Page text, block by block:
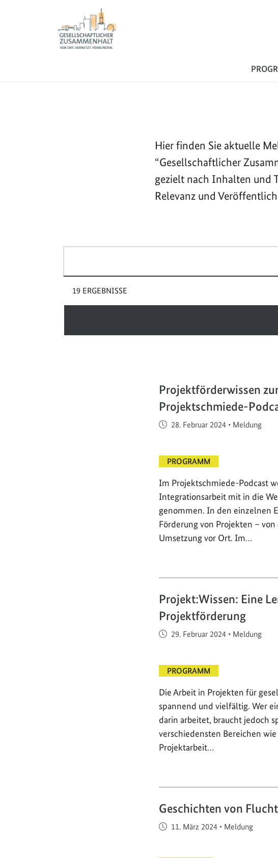
Sie sind hier:
Hier finden Sie aktuelle
“Gesellschaftlicher
gezielt nach Inhalten und
Relevanz und
19 ERGEBNISSE
Projektförderwissen
Projektschmiede-
Veröffentlicht am
28. Februar 2024 • Meldung
PROGRAMM
Im Projektschmiede-Podcast
Integrationsarbeit mit in die
genommen. In den einzelnen
Förderung von Projekten –
Umsetzung vor Ort. Im…
Projekt:Wissen: Eine
Projektförderung
Veröffentlicht am
29. Februar 2024 • Meldung
PROGRAMM
Die Arbeit in Projekten für
spannend und vielfältig. Wer
darin arbeitet, braucht jedoch
verschiedensten Bereichen
Projektarbeit…
Geschichten von
Veröffentlicht am
11. März 2024 • Meldung